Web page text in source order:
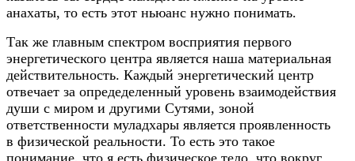
анахаты, то есть этот ньюанс нужно понимать.
Так же главным спектром восприятия первого
энергетического центра является наша материальная
действительность. Каждый энергетический центр
отвечает за опредеделенный уровень взаимодействия
души с миром и другими Сутями, зоной
ответственности муладхары является проявленность
в физической реальности. То есть это такое
понимание, что я есть физическое тело, что вокруг